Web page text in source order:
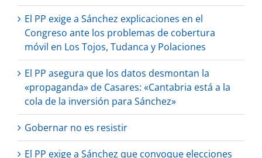
El PP exige a Sánchez explicaciones en el
Congreso ante los problemas de cobertura
móvil en Los Tojos, Tudanca y Polaciones
El PP asegura que los datos desmontan la
«propaganda» de Casares: «Cantabria está a la
cola de la inversión para Sánchez»
Gobernar no es resistir
El PP exige a Sánchez que convoque elecciones